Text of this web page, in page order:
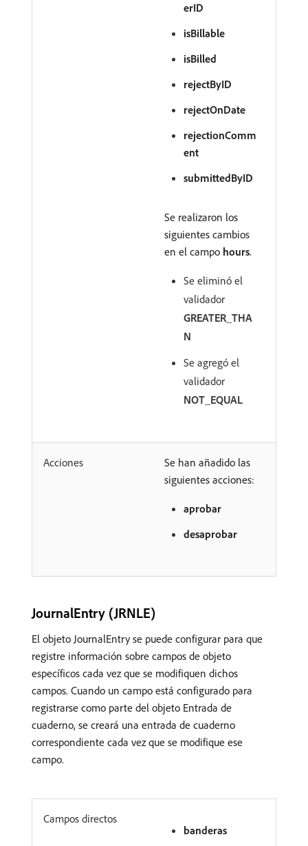
erID
isBillable
isBilled
rejectByID
rejectOnDate
rejectionComm
ent
submittedByID
Se realizaron los
siguientes cambios
en el campo hours.
Se eliminó el
validador
GREATER_THA
N
Se agregó el
validador
NOT_EQUAL
Acciones
Se han añadido las
siguientes acciones:
aprobar
desaprobar
JournalEntry (JRNLE)
El objeto JournalEntry se puede configurar para que
registre información sobre campos de objeto
específicos cada vez que se modifiquen dichos
campos. Cuando un campo está configurado para
registrarse como parte del objeto Entrada de
cuaderno, se creará una entrada de cuaderno
correspondiente cada vez que se modifique ese
campo.
Campos directos
banderas